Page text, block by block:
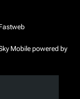
Mobile powered by